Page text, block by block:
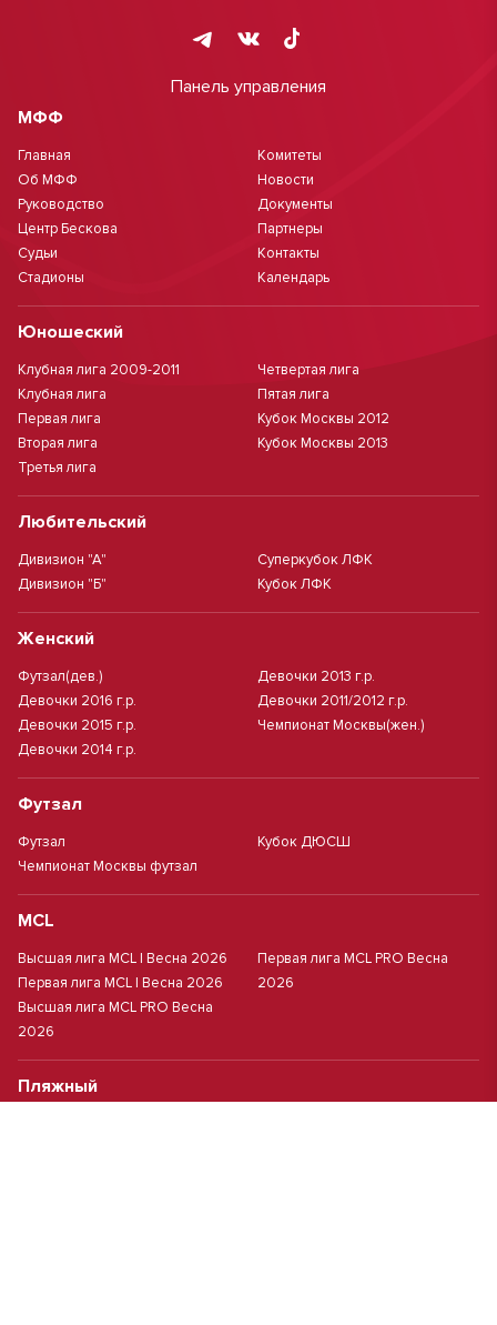
Панель управления
МФФ
Главная
Об МФФ
Руководство
Центр Бескова
Судьи
Стадионы
Комитеты
Новости
Документы
Партнеры
Контакты
Календарь
Юношеский
Клубная лига 2009-2011
Клубная лига
Первая лига
Вторая лига
Третья лига
Четвертая лига
Пятая лига
Кубок Москвы 2012
Кубок Москвы 2013
Любительский
Дивизион "А"
Дивизион "Б"
Суперкубок ЛФК
Кубок ЛФК
Женский
Футзал(дев.)
Девочки 2016 г.р.
Девочки 2015 г.р.
Девочки 2014 г.р.
Девочки 2013 г.р.
Девочки 2011/2012 г.р.
Чемпионат Москвы(жен.)
Футзал
Футзал
Чемпионат Москвы футзал
Кубок ДЮСШ
MCL
Высшая лига MCL | Весна 2026
Первая лига MCL | Весна 2026
Высшая лига MCL PRO Весна
2026
Первая лига MCL PRO Весна
2026
Пляжный